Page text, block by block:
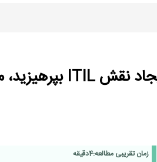
زمان تقریبی مطالعه:4دقیقه